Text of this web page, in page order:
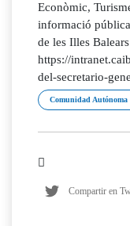
Econòmic,
informació
de les Illes Balears
https://
del-secretario-
Comunidad Autónoma
Compartir en